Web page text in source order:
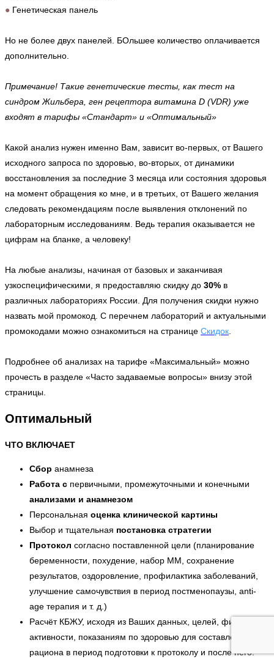
● Генетическая панель
Но не более двух панелей. БОльшее количество оплачивается
дополнительно.
Примечание! Такие генетические тесты, как тест на
синдром Жильбера, ген рецептора витамина D (VDR) уже
входят в тарифы «Стандарт» и «Оптимальный»
Какой анализ нужен именно Вам, зависит во-первых, от Вашего
исходного запроса по здоровью, во-вторых, от динамики
восстановления за последние 3 месяца или состояния здоровья
на момент обращения ко мне, и в третьих, от Вашего желания
следовать рекомендациям после выявления отклонений по
лабораторным исследованиям. Ведь терапия оказывается не
цифрам на бланке, а человеку!
На любые анализы, начиная от базовых и заканчивая
узкоспецифическими, я предоставляю скидку до 30% в
различных лабораториях России. Для получения скидки нужно
назвать мой промокод. С перечнем лабораторий и актуальными
промокодами можно ознакомиться на странице Скидок
Подробнее об анализах на тарифе «Максимальный» можно
прочесть в разделе «Часто задаваемые вопросы» внизу этой
страницы.
Оптимальный
ЧТО ВКЛЮЧАЕТ
Сбор анамнеза
Работа с первичными, промежуточными и конечными
анализами и анамнезом
Персональная оценка клинической картины
Выбор и тщательная постановка стратегии
Протокол согласно поставленной цели (планирование
беременности, похудение, набор ММ, сохранение
результатов, оздоровление, профилактика заболеваний,
улучшение самочувствия в период постменопаузы, anti-
age терапия и т. д.)
Расчёт КБЖУ, исходя из Ваших данных, целей, физ.
активности, показаниям по здоровью для составления
рациона в период подготовки к протоколу и после него.